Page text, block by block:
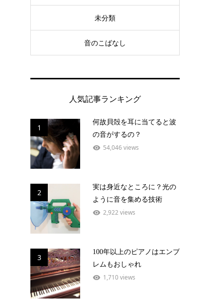
未分類
音のこばなし
人気記事ランキング
1
何故貝殻を耳に当てると波
の音がするの？
54,046 views
2
実は身近なところに？光の
ように音を集める技術
2,922 views
3
100年以上のピアノはエンブ
レムもおしゃれ
1,710 views